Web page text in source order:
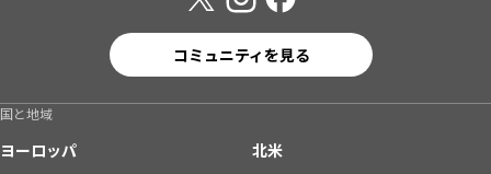
コミュニティを見る
国と地域
ヨーロッパ
北米